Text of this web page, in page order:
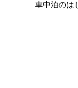
車中泊のは